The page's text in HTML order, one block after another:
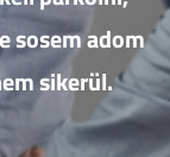
sosem adom
sikerül.